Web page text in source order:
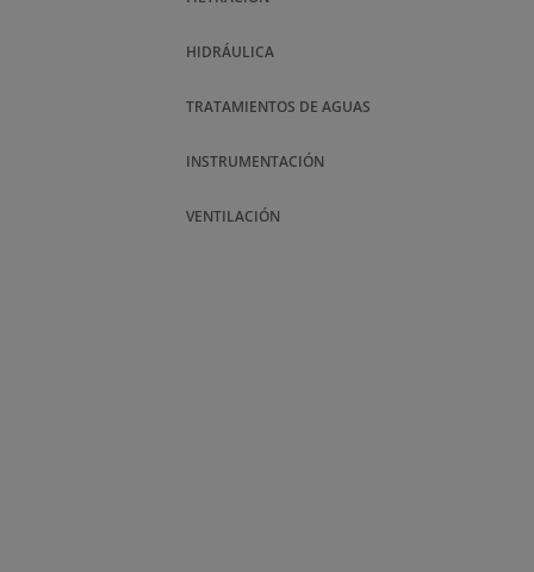
HIDRÁULICA
TRATAMIENTOS DE AGUAS
INSTRUMENTACIÓN
VENTILACIÓN